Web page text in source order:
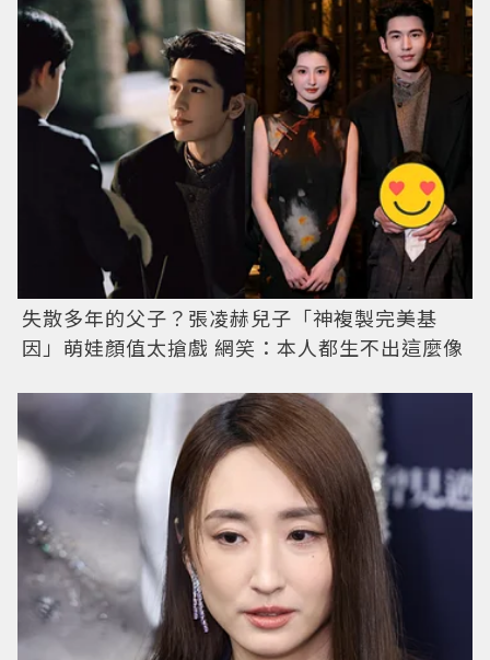
失散多年的父子？張凌赫兒子「神複製完美基
因」萌娃顏值太搶戲 網笑：本人都生不出這麼像